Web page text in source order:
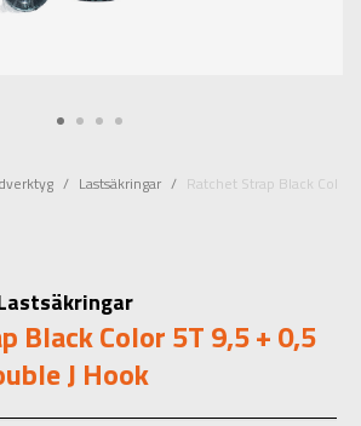
Lastsäkringar Ratchet Strap Black Color
Black Color 5T 9,5 + 0,5
J Hook